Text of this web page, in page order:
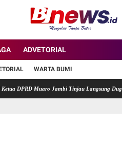
ADVETORIAL
WARTA BUMI
Muaro Jambi Tinjau Langsung Dugaan